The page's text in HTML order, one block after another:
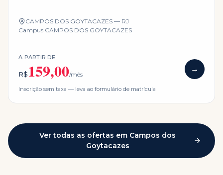
CAMPOS DOS GOYTACAZES — RJ
Campus CAMPOS DOS GOYTACAZES
A PARTIR DE
R$159,00/mês
→
Inscrição sem taxa — leva ao formulário de matrícula
Ver todas as ofertas em Campos dos
Goytacazes